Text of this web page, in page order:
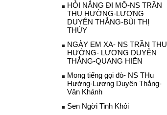
HỎI NẮNG ĐI MÔ-NS TRẦN
THU HƯỜNG-LƯƠNG
DUYÊN THẮNG-BÙI THỊ
THÚY
NGÀY EM XA- NS TRẦN THU
HƯỜNG- LƯƠNG DUYÊN
THẮNG-QUANG HIỀN
Mong tiếng gọi đò- NS THu
Hường-Lương Duyên Thắng-
Vân Khánh
Sen Ngời Tinh Khôi